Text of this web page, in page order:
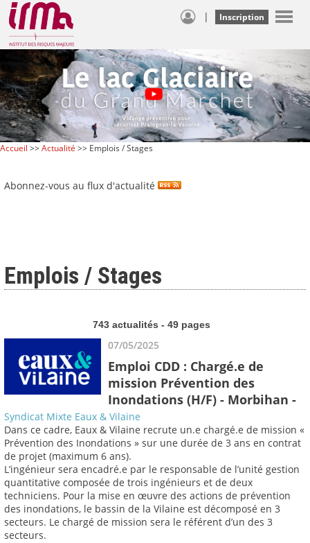
| Inscription
Accueil >>Actualité >> Emplois / Stages
Abonnez-vous au flux d'actualité
Emplois / Stages
743 actualités - 49 pages
07/05/2025
Emploi CDD : Chargé.e de
mission Prévention des
Inondations (H/F) - Morbihan -
Syndicat Mixte Eaux & Vilaine
Dans ce cadre, Eaux & Vilaine recrute un.e chargé.e de mission «
Prévention des Inondations » sur une durée de 3 ans en contrat
de projet (maximum 6 ans).
L’ingénieur sera encadré.e par le responsable de l’unité gestion
quantitative composée de trois ingénieurs et de deux
techniciens. Pour la mise en œuvre des actions de prévention
des inondations, le bassin de la Vilaine est décomposé en 3
secteurs. Le chargé de mission sera le référent d’un des 3
secteurs.